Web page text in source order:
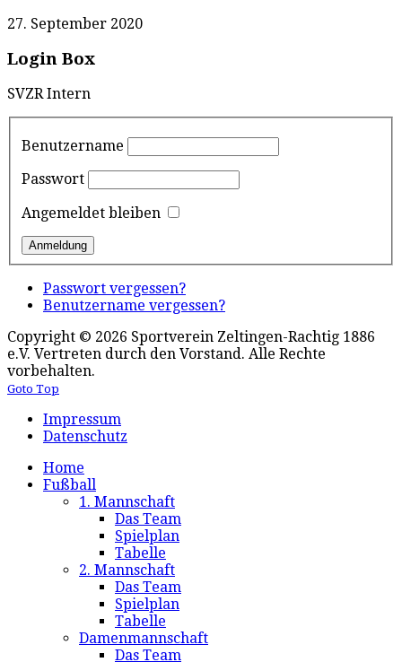
27. September 2020
Login Box
SVZR Intern
Benutzername
Passwort
Angemeldet bleiben
Passwort vergessen?
Benutzername vergessen?
Copyright © 2026 Sportverein Zeltingen-Rachtig 1886
e.V. Vertreten durch den Vorstand. Alle Rechte
vorbehalten.
Goto Top
Impressum
Datenschutz
Home
Fußball
1. Mannschaft
Das Team
Spielplan
Tabelle
2. Mannschaft
Das Team
Spielplan
Tabelle
Damenmannschaft
Das Team